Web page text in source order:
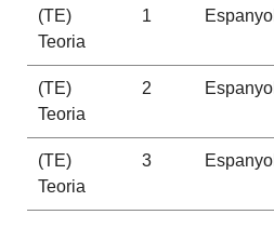
(TE)
Teoria
1 Espanyol
(TE)
Teoria
2 Espanyol
(TE)
Teoria
3 Espanyol